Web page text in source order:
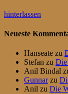
hinterlassen
Neueste
Hanseate zu
Stefan zu Die
Anil Bindal
Gunnarzu
Anil zu Die